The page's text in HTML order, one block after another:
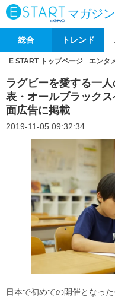
マガジン
総合 トレンド
E START トップページ エンタ
ラグビーを愛する一
表・オールブラック
面広告に掲載
2019-11-05 09:32:34
日本で初めての開催となっ